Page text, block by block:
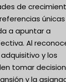
de
a apuntar a
Al
y los
tomar
y la